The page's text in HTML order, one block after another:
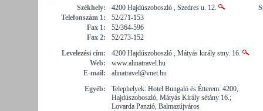
Székhely:
4200 Hajdúszoboszló , Szedres u. 12.
Telefonszám 1:
52/271-153
Fax 1:
52/364-596
Fax 2:
52/273-152
Levelezési cím:
4200 Hajdúszoboszló , Mátyás király stny. 16.
Web:
www.alinatravel.hu
E-mail:
alinatravel@vnet.hu
Egyéb:
Telephelyek: Hotel Bungaló és Étterem: 4200,
Hajdúszoboszló, Mátyás Király sétány 16.;
Lovarda Panzió, Balmazújváros